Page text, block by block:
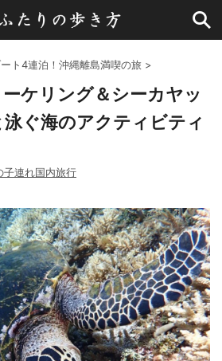
ト4連泊！沖縄離島満喫の旅 >
ケリング＆シーカヤッ
ぐ海のアクティビティ
子連れ国内旅行